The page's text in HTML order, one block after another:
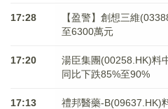
17:28
【盈警】創想三維
至6300萬元
17:20
湯臣集團(00258.HK)料
同比下跌85%至90%
17:13
禮邦醫藥-B(09637.HK)